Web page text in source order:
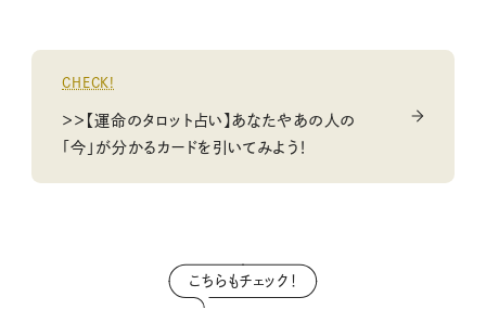
CHECK!
＞＞【運命のタロット占い】あなたやあの人の
「今」が分かるカードを引いてみよう！
こちらもチェック！